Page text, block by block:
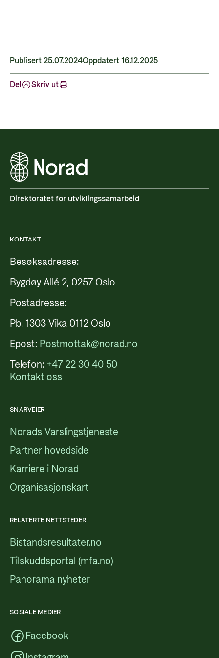
Publisert 25.07.2024Oppdatert 16.12.2025
Del Skriv ut
Direktoratet for utviklingssamarbeid
KONTAKT
Besøksadresse:
Bygdøy Allé 2, 0257 Oslo
Postadresse:
Pb. 1303 Vika 0112 Oslo
Epost: Postmottak@norad.no
Telefon: +47 22 30 40 50
Kontakt oss
SNARVEIER
Norads Varslingstjeneste
Partner hovedside
Karriere i Norad
Organisasjonskart
RELATERTE NETTSTEDER
Bistandsresultater.no
Tilskuddsportal (mfa.no)
Panorama nyheter
SOSIALE MEDIER
Facebook